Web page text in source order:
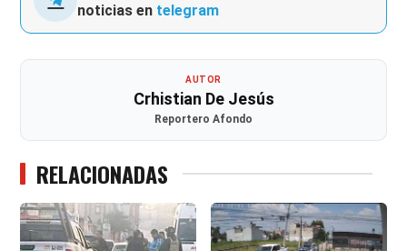
noticias en telegram
AUTOR
Crhistian De Jesús
Reportero Afondo
RELACIONADAS